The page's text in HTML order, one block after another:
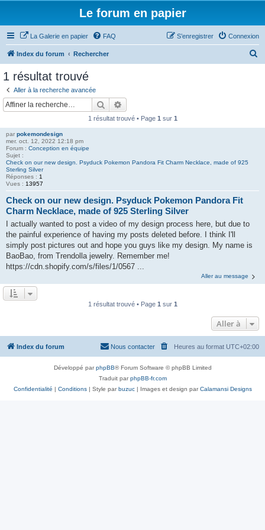
Le forum en papier
La Galerie en papier FAQ Connexion
S’enregistrer
Index du forum Rechercher
1 résultat trouvé
Aller à la recherche avancée
Rechercher
1 résultat trouvé • Page 1 sur 1
par pokemondesign
mer. oct. 12, 2022 12:18 pm
Forum : Conception en équipe
Sujet :
Check on our new design. Psyduck Pokemon Pandora Fit Charm Necklace, made of 925
Sterling Silver
Réponses : 1
Vues : 13957
Check on our new design. Psyduck Pokemon Pandora Fit
Charm Necklace, made of 925 Sterling Silver
I actually wanted to post a video of my design process here, but due to
the painful experience of having my posts deleted before. I think I'll
simply post pictures out and hope you guys like my design. My name is
BaoBao, from Trendolla jewelry. Remember me!
https://cdn.shopify.com/s/files/1/0567 ...
Aller au message
1 résultat trouvé • Page 1 sur 1
Aller à
Index du forum Heures au format UTC+02:00
Nous contacter
Développé parphpBB® Forum Software © phpBB Limited
Traduit parphpBB-fr.com
Confidentialité | Conditions| Style parbuzuc| Images et design parCalamansi Designs